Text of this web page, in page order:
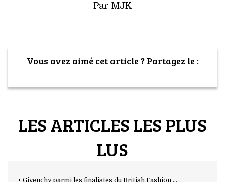
Par MJK
Vous avez aimé cet article ? Partagez le :
LES ARTICLES LES PLUS
LUS
+ Givenchy parmi les finalistes du British Fashion ...